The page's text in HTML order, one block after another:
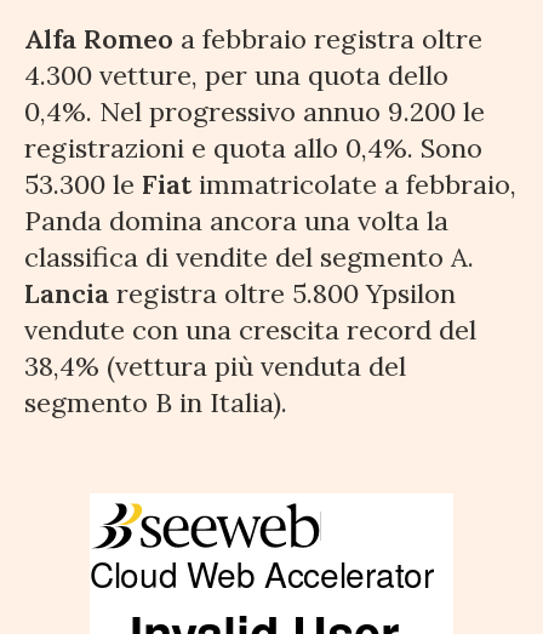
Alfa Romeo a febbraio registra oltre
4.300 vetture, per una quota dello
0,4%. Nel progressivo annuo 9.200 le
registrazioni e quota allo 0,4%. Sono
53.300 le Fiat immatricolate a febbraio,
Panda domina ancora una volta la
classifica di vendite del segmento A.
Lancia registra oltre 5.800 Ypsilon
vendute con una crescita record del
38,4% (vettura più venduta del
segmento B in Italia).